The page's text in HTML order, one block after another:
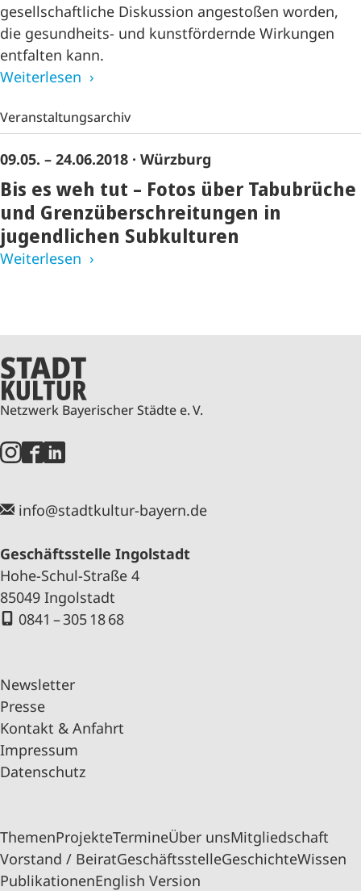
gesellschaftliche Diskussion angestoßen worden,
die gesundheits- und kunstfördernde Wirkungen
entfalten kann.
Weiterlesen
Veranstaltungsarchiv
09.05. – 24.06.2018 · Würzburg
Bis es weh tut – Fotos über Tabubrüche
und Grenzüberschreitungen in
jugendlichen Subkulturen
Weiterlesen
Netzwerk Bayerischer Städte e. V.
info@stadtkultur-bayern.de
Geschäftsstelle Ingolstadt
Hohe-Schul-Straße 4
85049 Ingolstadt
0841 – 305 18 68
Newsletter
Presse
Kontakt & Anfahrt
Impressum
Datenschutz
ThemenProjekteTermineÜber unsMitgliedschaft
Vorstand / BeiratGeschäftsstelleGeschichteWissen
PublikationenEnglish Version